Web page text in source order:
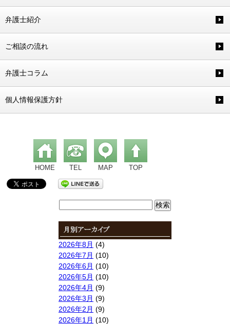
弁護士紹介
ご相談の流れ
弁護士コラム
個人情報保護方針
HOME TEL MAP TOP
2026年8月 (4)
2026年7月 (10)
2026年6月 (10)
2026年5月 (10)
2026年4月 (9)
2026年3月 (9)
2026年2月 (9)
2026年1月 (10)